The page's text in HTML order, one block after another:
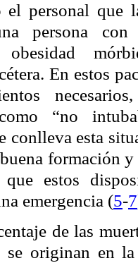
el personal que
persona con
obesidad
En estos
como “no
conlleva esta
formación
estos
emergencia (5-7
de las
se originan en